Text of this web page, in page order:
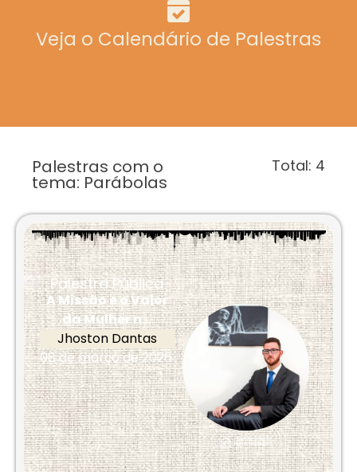
Veja o Calendário de Palestras
Palestras com o
tema: Parábolas
Total: 4
Palestra Pública
A Missão e o Valor
da Mulher n...
Jhoston Dantas
08 de março de 2026